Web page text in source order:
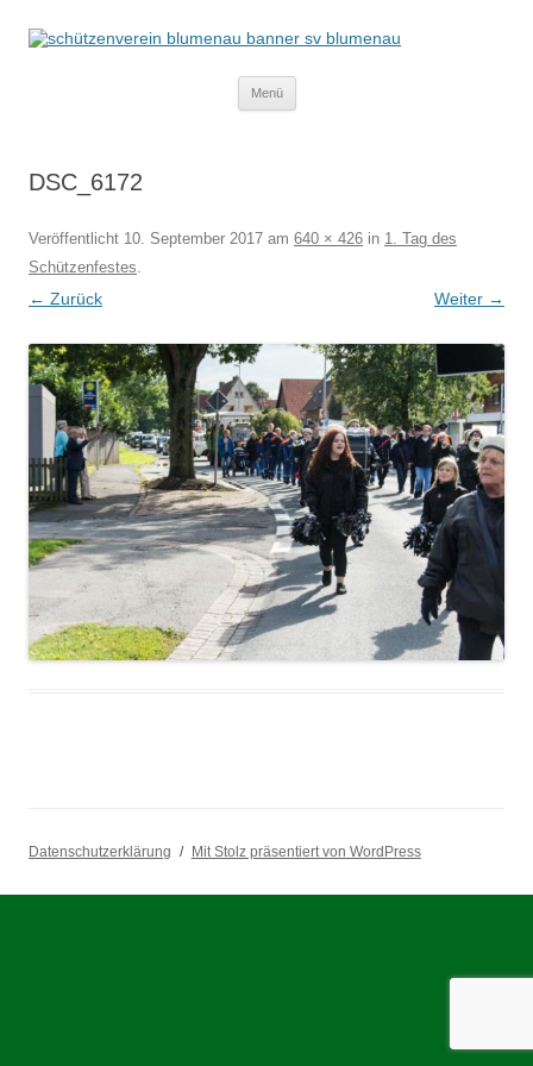
Schützenverein Blumenau von 1952
e.V.
Menü
DSC_6172
Veröffentlicht 10. September 2017 am 640 × 426 in 1. Tag des
Schützenfestes.
← Zurück Weiter →
Datenschutzerklärung Mit Stolz präsentiert von WordPress